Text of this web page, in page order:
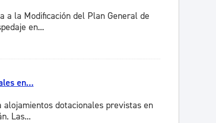
a la Modificación del Plan General de
en...
en...
dotacionales previstas en
Las...